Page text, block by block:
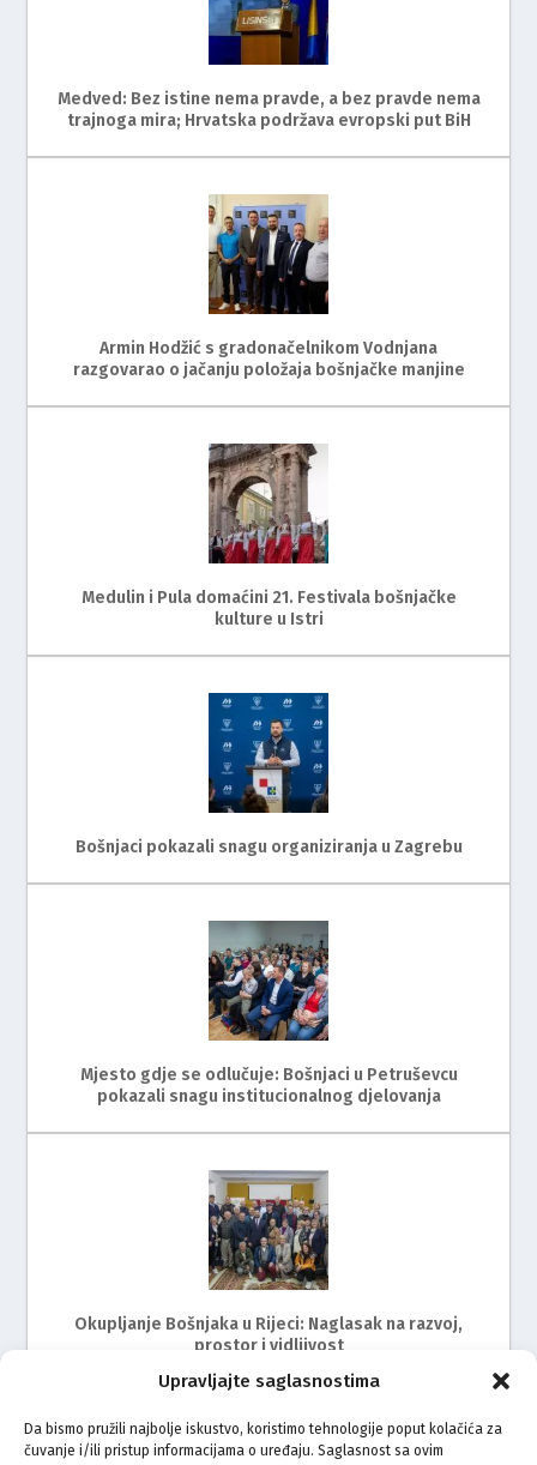
Upravljajte saglasnostima
Da bismo pružili najbolje iskustvo, koristimo tehnologije poput kolačića za
čuvanje i/ili pristup informacijama o uređaju. Saglasnost sa ovim
Medved: Bez istine nema pravde, a bez pravde nema
trajnoga mira; Hrvatska podržava evropski put BiH
Armin Hodžić s gradonačelnikom Vodnjana
razgovarao o jačanju položaja bošnjačke manjine
Medulin i Pula domaćini 21. Festivala bošnjačke
kulture u Istri
Bošnjaci pokazali snagu organiziranja u Zagrebu
Mjesto gdje se odlučuje: Bošnjaci u Petruševcu
pokazali snagu institucionalnog djelovanja
Okupljanje Bošnjaka u Rijeci: Naglasak na razvoj,
prostor i vidljivost